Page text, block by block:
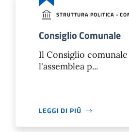
STRUTTURA POLITICA -
Consiglio Comunale
Il Consiglio comunale
l'assemblea p...
LEGGI DI PIÙ